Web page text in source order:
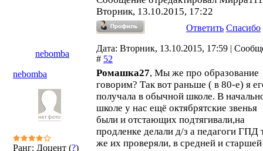
Вторник, 13.10.2015, 17:22
Ответить Спасибо
nebomba
Дата: Вторник, 13.10.2015, 17:59 |
# 52
nebomba
Ранг: Доцент (?)
Ромашка27, Мы же про образование
говорим? Так вот раньше ( в 80-е) я
получала в обычной школе. В
школе у нас ещё октябрятские звенья
были и отстающих подтягивали,на
продленке делали д/з а педагоги ГПД
же их проверяли, в средней и старшей